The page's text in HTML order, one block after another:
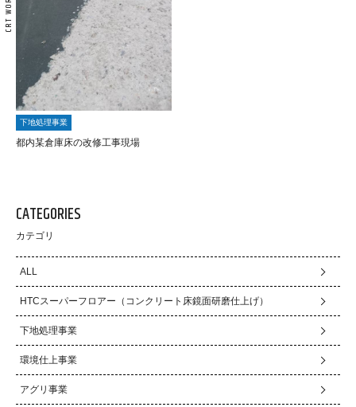
下地処理事業
都内某倉庫床の改修工事現場
CATEGORIES
カテゴリ
ALL
HTCスーパーフロアー（コンクリート床鏡面研磨仕上げ）
下地処理事業
環境仕上事業
アグリ事業